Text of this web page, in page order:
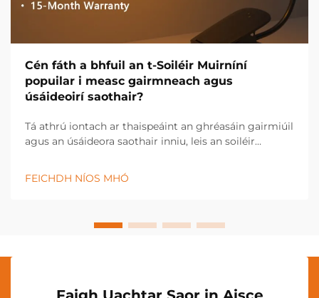
Cén fáth a bhfuil an t-Soiléir Muirníní
popuilar i measc gairmneach agus
úsáideoirí saothair?
Tá athrú iontach ar thaispeáint an ghréasáin gairmiúil
agus an úsáideora saothair inniu, leis an soiléir
ríthábhachtach i dtionscail éagsúla agus i dtúscaintí
pearsanta. Tá an t-soiléir nuálaíochta seo...
FEICHDH NÍOS MHÓ